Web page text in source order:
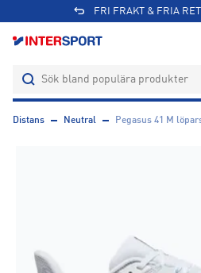
FRI FRAKT & FRIA
Distans Neutral Pegasus 41 M